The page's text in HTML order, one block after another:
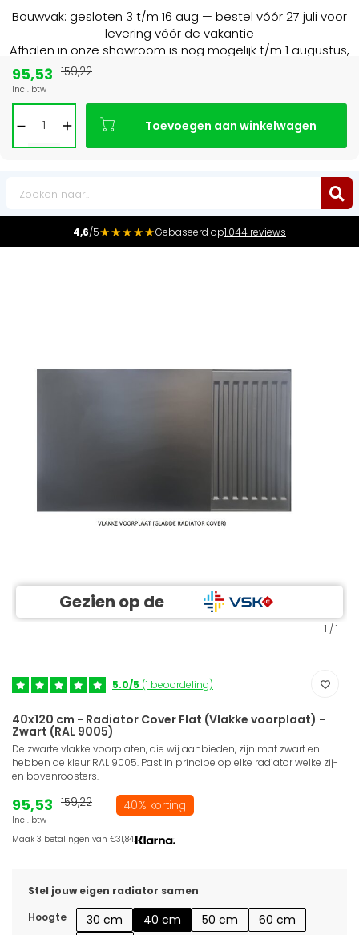
Bouwvak: gesloten 3 t/m 16 aug — bestel vóór 27 juli voor
levering vóór de vakantie
Afhalen in onze showroom is nog mogelijk t/m 1 augustus,
4,6/5★★★★★Gebaseerd op1.044 reviews
Gezien op de
1 / 1
5.0/5 (1 beoordeling)
40x120 cm - Radiator Cover Flat (Vlakke voorplaat) -
Zwart (RAL 9005)
De zwarte vlakke voorplaten, die wij aanbieden, zijn mat zwart en
hebben de kleur RAL 9005. Past in principe op elke radiator welke zij-
en bovenroosters.
95,53
Incl. btw
159,22 40% korting
Maak 3 betalingen van €31,84.
Stel jouw eigen radiator samen
Hoogte
30 cm 40 cm 50 cm
60 cm
95,53
Incl. btw
159,22
Toevoegen aan winkelwagen